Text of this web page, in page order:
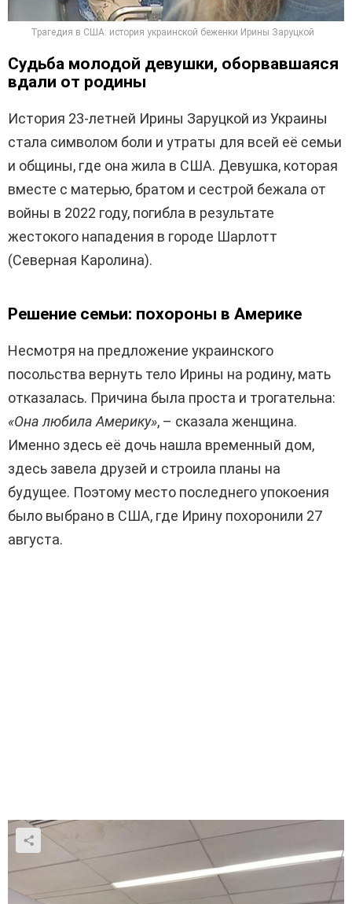
Трагедия в США: история украинской беженки Ирины Заруцкой
Судьба молодой девушки, оборвавшаяся
вдали от родины
История 23-летней Ирины Заруцкой из Украины
стала символом боли и утраты для всей её семьи
и общины, где она жила в США. Девушка, которая
вместе с матерью, братом и сестрой бежала от
войны в 2022 году, погибла в результате
жестокого нападения в городе Шарлотт
(Северная Каролина).
Решение семьи: похороны в Америке
Несмотря на предложение украинского
посольства вернуть тело Ирины на родину, мать
отказалась. Причина была проста и трогательна:
«Она любила Америку», – сказала женщина.
Именно здесь её дочь нашла временный дом,
здесь завела друзей и строила планы на
будущее. Поэтому место последнего упокоения
было выбрано в США, где Ирину похоронили 27
августа.